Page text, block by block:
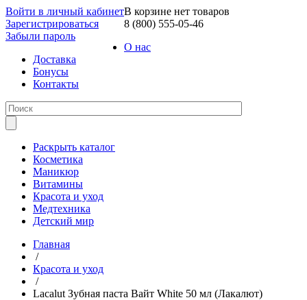
Войти в личный кабинет
Зарегистрироваться
Забыли пароль
В корзине нет товаров
8 (800) 555-05-46
О нас
Доставка
Бонусы
Контакты
Раскрыть каталог
Косметика
Маникюр
Витамины
Красота и уход
Медтехника
Детский мир
Главная
/
Красота и уход
/
Lacalut Зубная паста Bайт White 50 мл (Лакалют)